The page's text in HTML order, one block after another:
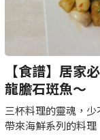
【食譜】居家
龍膽石斑魚～
三杯料理的靈魂，
帶來海鮮系列的料理